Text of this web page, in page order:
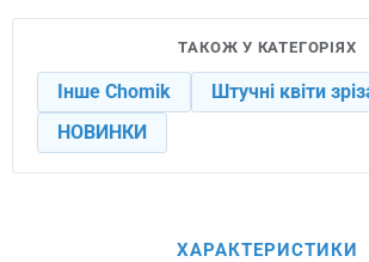
ТАКОЖ У КАТЕГОРІЯХ
Інше Chomik
Штучні квіти
НОВИНКИ
ХАРАКТЕРИСТИКИ